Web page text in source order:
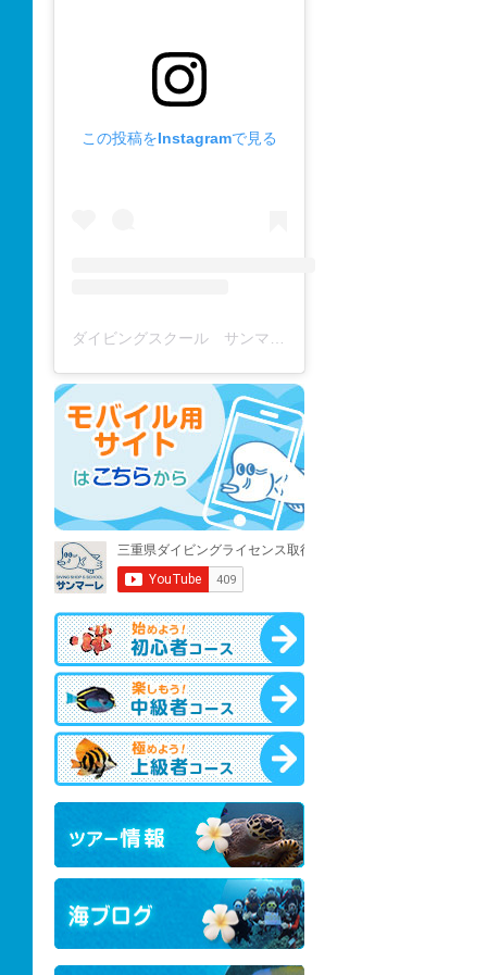
この投稿をInstagramで見る
ダイビングスクール サンマーレ / diving school(@diving_school_sanmare)がシェアした投稿